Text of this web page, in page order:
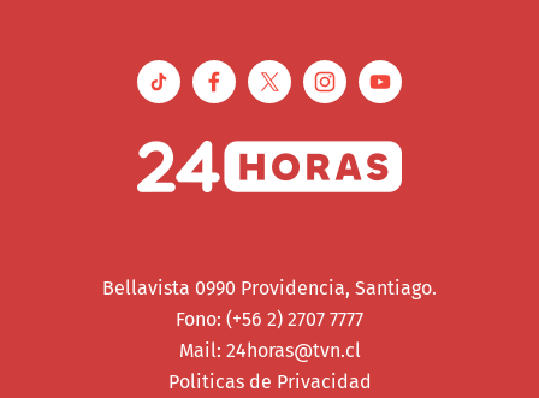
Bellavista 0990 Providencia, Santiago.
Fono: (+56 2) 2707 7777
Mail: 24horas@tvn.cl
Politicas de Privacidad